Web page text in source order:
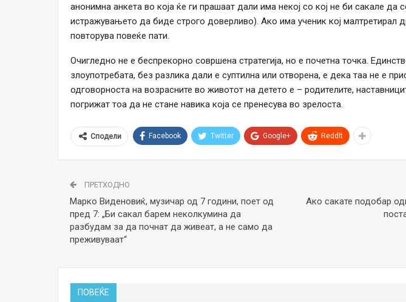
анонимна анкета во која ќе ги прашаат дали има некој со кој не би сакале да
истражувањето да биде строго доверливо). Ако има ученик кој малтретирал
повторува повеќе пати.
Очигледно не е беспрекорно совршена стратегија, но е почетна точка.
злоупотребата, без разлика дали е суптилна или отворена, е дека таа не е
одговорноста на возрасните во животот на детето е – родителите,
погрижат тоа да не стане навика која се пренесува во зрелоста.
Сподели Facebook Twitter Google+ ReddIt
ПРЕТХОДНО
Марко Виденовиќ, музичар од 7 години, поет од
пред 7: „Би сакал барем неколкумина да
разбудам за да почнат да живеат, а не само да
преживуваат“
Ако сакате подобар
ПОВЕЌЕ